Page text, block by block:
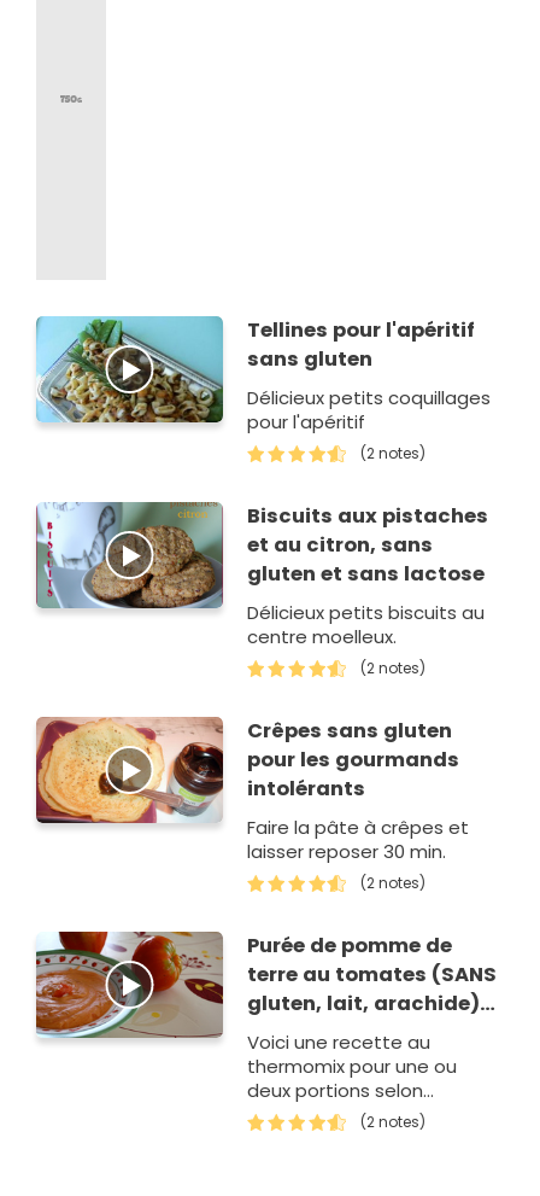
Tellines pour l'apéritif
sans gluten
Délicieux petits coquillages
pour l'apéritif
(2 notes)
Biscuits aux pistaches
et au citron, sans
gluten et sans lactose
Délicieux petits biscuits au
centre moelleux.
(2 notes)
Crêpes sans gluten
pour les gourmands
intolérants
Faire la pâte à crêpes et
laisser reposer 30 min.
(2 notes)
Purée de pomme de
terre au tomates (SANS
gluten, lait, arachide)
{à partir de 7 mois}
Voici une recette au
thermomix pour une ou
deux portions selon
l'appétit et l'âge.
(2 notes)